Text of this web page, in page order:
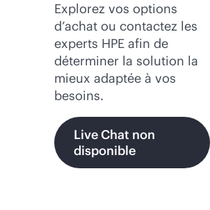
Explorez vos options
d’achat ou contactez les
experts HPE afin de
déterminer la solution la
mieux adaptée à vos
besoins.
Live Chat non
disponible